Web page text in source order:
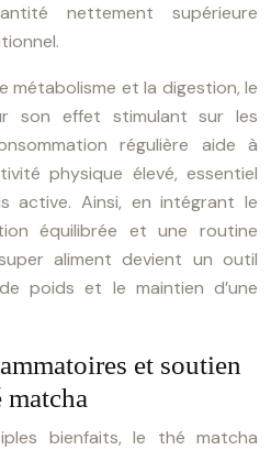
nettement supérieure
métabolisme et la digestion, le
son effet stimulant sur les
régulière aide à
physique élevé, essentiel
active. Ainsi, en intégrant le
équilibrée et une routine
aliment devient un outil
poids et le maintien d’une
et soutien
bienfaits, le thé matcha